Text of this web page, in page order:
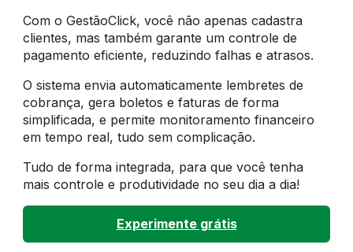
Com o GestãoClick, você não apenas cadastra
clientes, mas também garante um controle de
pagamento eficiente, reduzindo falhas e atrasos.
O sistema envia automaticamente lembretes de
cobrança, gera boletos e faturas de forma
simplificada, e permite monitoramento financeiro
em tempo real, tudo sem complicação.
Tudo de forma integrada, para que você tenha
mais controle e produtividade no seu dia a dia!
Experimente grátis